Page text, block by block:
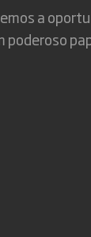
a
poderoso